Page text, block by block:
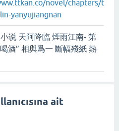
novel/chapters/t
yanyujiangnan
说 天阿降臨 煙雨江南- 第
酒” 相與爲一 斷幅殘紙 熱
ait